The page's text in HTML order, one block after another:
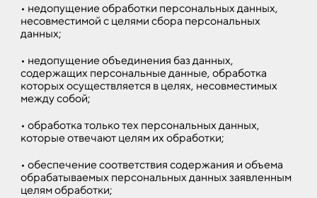
• недопущение обработки персональных данных,
несовместимой с целями сбора персональных
данных;
• недопущение объединения баз данных,
содержащих персональные данные, обработка
которых осуществляется в целях, несовместимых
между собой;
• обработка только тех персональных данных,
которые отвечают целям их обработки;
• обеспечение соответствия содержания и объема
обрабатываемых персональных данных заявленным
целям обработки;